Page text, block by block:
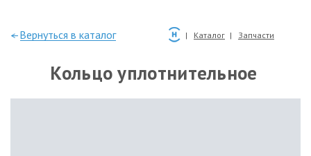
—Вернуться в каталог Каталог Запчасти
Кольцо уплотнительное